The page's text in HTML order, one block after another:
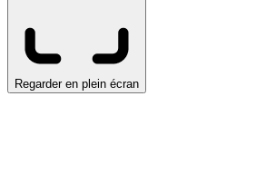
Regarder en plein écran